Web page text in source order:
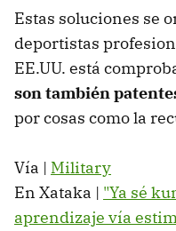
Estas soluciones se
deportistas
EE.UU. está
son también
por cosas como la
Vía | Military
En Xataka | "Ya sé
aprendizaje vía